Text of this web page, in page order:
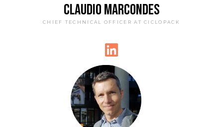
CLAUDIO MARCONDES
CHIEF TECHNICAL OFFICER AT CICLOPACK